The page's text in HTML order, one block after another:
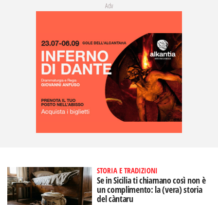
Adv
STORIA E TRADIZIONI
Se in Sicilia ti chiamano così non è
un complimento: la (vera) storia
del càntaru